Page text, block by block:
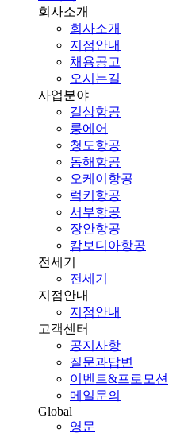
회사소개
회사소개
지점안내
채용공고
오시는길
사업분야
길상항공
룽에어
청도항공
동해항공
오케이항공
럭키항공
서부항공
장안항공
캄보디아항공
전세기
전세기
지점안내
지점안내
고객센터
공지사항
질문과답변
이벤트&프로모션
메일문의
Global
영문